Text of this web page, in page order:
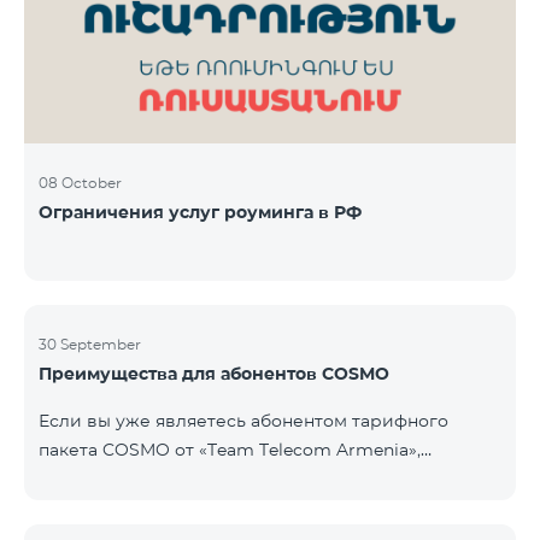
Фиксированная телефония: 180 минут на звонки
внутри фиксированной сети Team Телевизионная
08 October
Ограничения услуг роуминга в РФ
30 September
Преимущества для абонентов COSMO
Если вы уже являетесь абонентом тарифного
пакета COSMO от «Team Telecom Armenia»,